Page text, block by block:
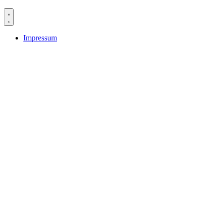
Impressum